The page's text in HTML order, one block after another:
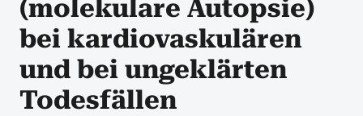
(molekulare Autopsie)
bei kardiovaskulären
und bei ungeklärten
Todesfällen